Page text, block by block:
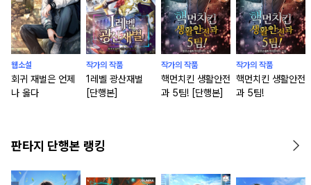
웹소설
회귀 재벌은 언제
나 옳다
작가의 작품
1레벨 광산재벌
[단행본]
작가의 작품
핵먼치킨 생활안전
과 5팀! [단행본]
작가의 작품
핵먼치킨 생활안전
과 5팀!
판타지 단행본 랭킹